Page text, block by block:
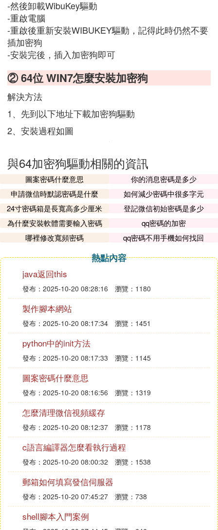
-然後卸載WibuKey驅動
-重啟電腦
-重啟後重新安裝WIBUKEY驅動，記得此時仍然不要
插加密狗
-安裝完後，插入加密狗即可
② 64位 WIN7怎麼安裝加密狗
解決方法
1、先到以下地址下載加密狗驅動
2、安裝過程如圖
與64加密狗驅動相關的資訊
圖案密碼什麼意思
你的消息密碼是多少
申請微信時默認密碼是什麼
如何減少密碼中很多字元
24寸密碼箱是長寬高多少厘米
登記微信初始密碼是多少
為什麼安裝軟體需要輸入密碼
qq密碼的加密
哪裡修改寬頻密碼
qq密碼不用手機如何找回
熱點內容
java返回this
發布：2025-10-20 08:28:16 瀏覽：1180
製作腳本網站
發布：2025-10-20 08:17:34 瀏覽：1451
python中的init方法
發布：2025-10-20 08:17:33 瀏覽：1145
圖案密碼什麼意思
發布：2025-10-20 08:16:56 瀏覽：1319
怎麼清理微信視頻緩存
發布：2025-10-20 08:12:37 瀏覽：1178
c語言編譯器怎麼看執行過程
發布：2025-10-20 08:00:32 瀏覽：1538
郵箱如何填寫發信伺服器
發布：2025-10-20 07:45:27 瀏覽：738
shell腳本入門案例